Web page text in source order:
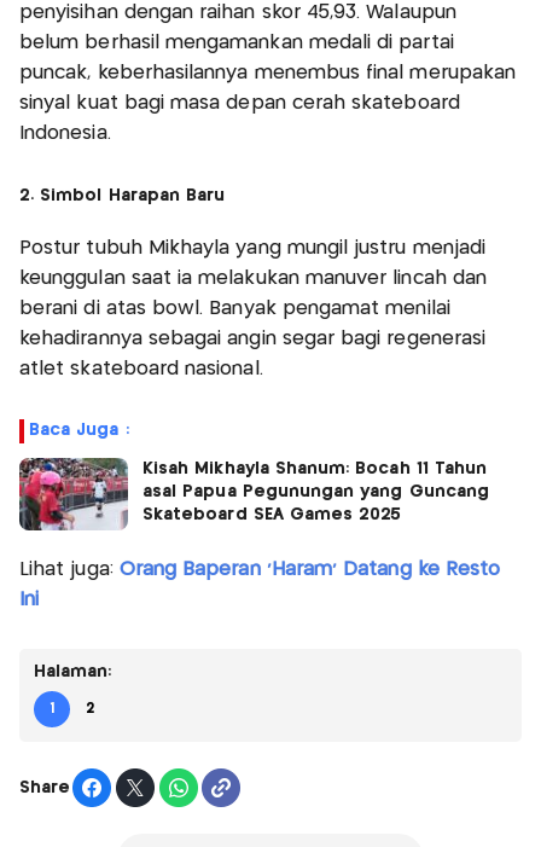
penyisihan dengan raihan skor 45,93. Walaupun
belum berhasil mengamankan medali di partai
puncak, keberhasilannya menembus final merupakan
sinyal kuat bagi masa depan cerah skateboard
Indonesia.
2. Simbol Harapan Baru
Postur tubuh Mikhayla yang mungil justru menjadi
keunggulan saat ia melakukan manuver lincah dan
berani di atas bowl. Banyak pengamat menilai
kehadirannya sebagai angin segar bagi regenerasi
atlet skateboard nasional.
Baca Juga :
Kisah Mikhayla Shanum: Bocah 11 Tahun
asal Papua Pegunungan yang Guncang
Skateboard SEA Games 2025
Lihat juga: Orang Baperan 'Haram' Datang ke Resto
Ini
Halaman:
1 2
Share